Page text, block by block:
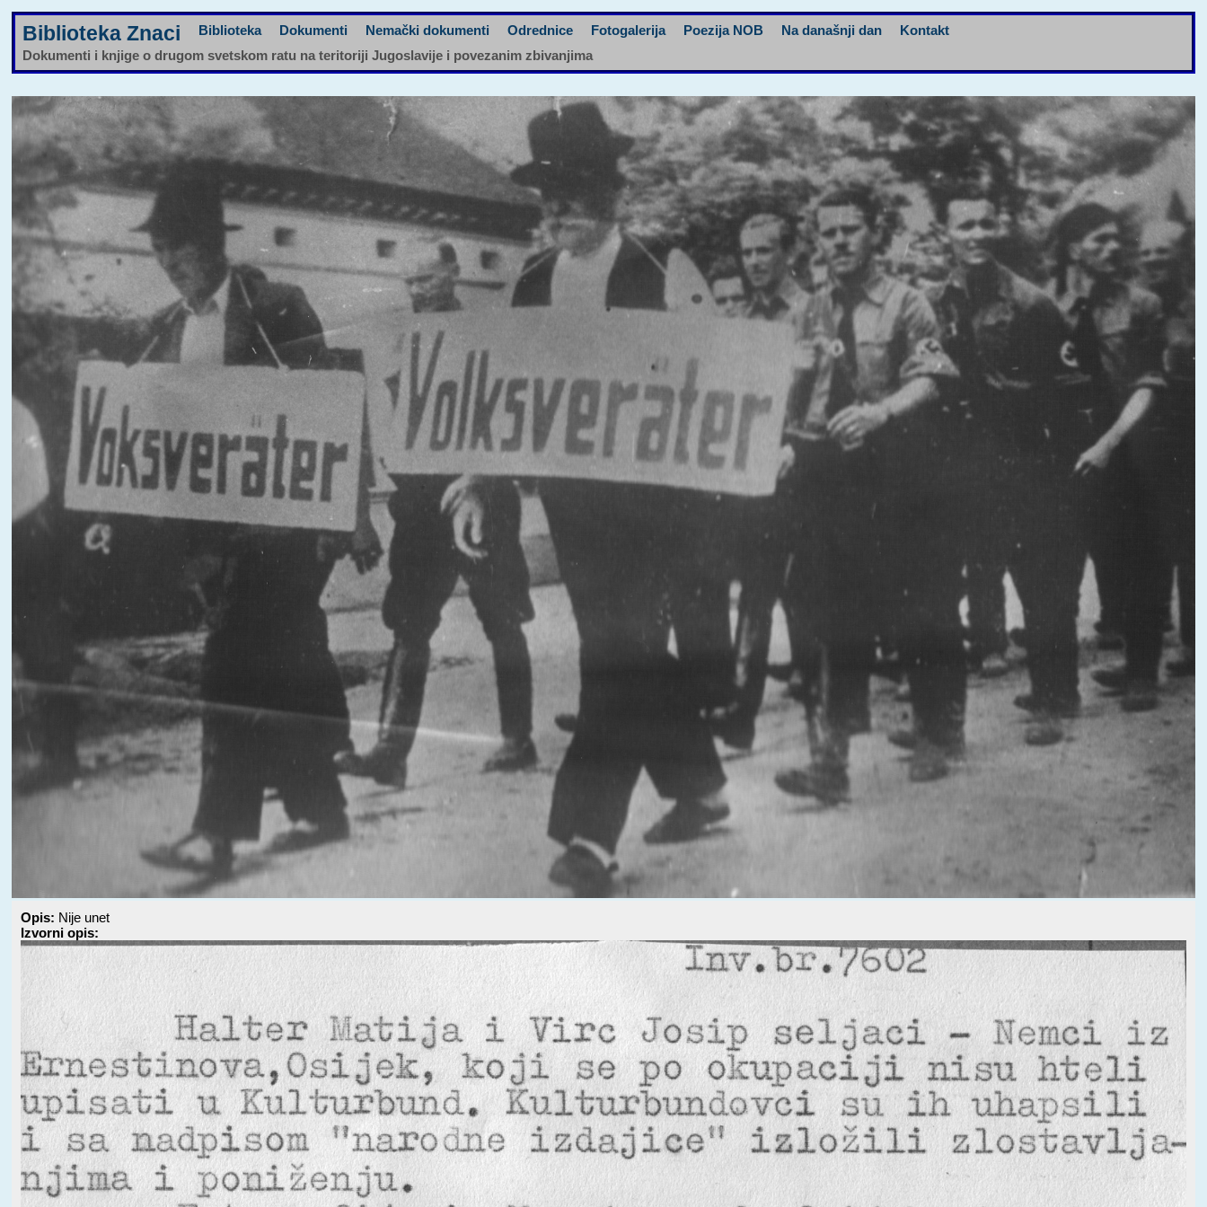
Biblioteka Znaci Biblioteka Dokumenti Nemački dokumenti Odrednice Fotogalerija Poezija NOB Na današnji dan
Kontakt
Dokumenti i knjige o drugom svetskom ratu na teritoriji Jugoslavije i povezanim zbivanjima
Opis: Nije unet
Izvorni opis: